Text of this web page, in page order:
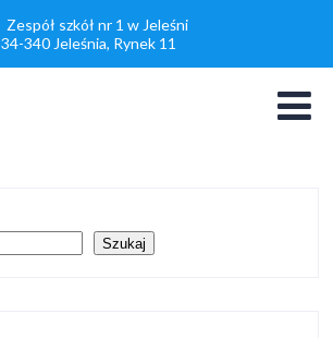
Zespół szkół nr 1 w Jeleśni
34-340 Jeleśnia, Rynek 11
Szukaj